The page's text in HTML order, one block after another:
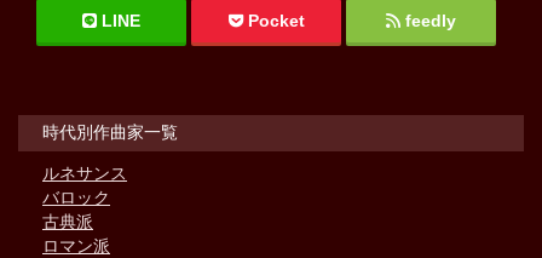
LINE Pocket feedly
時代別作曲家一覧
ルネサンス
バロック
古典派
ロマン派